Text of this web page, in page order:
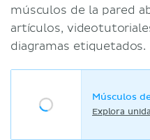
músculos de la pared
artículos,
diagramas etiquetados.
Músculos
Explora